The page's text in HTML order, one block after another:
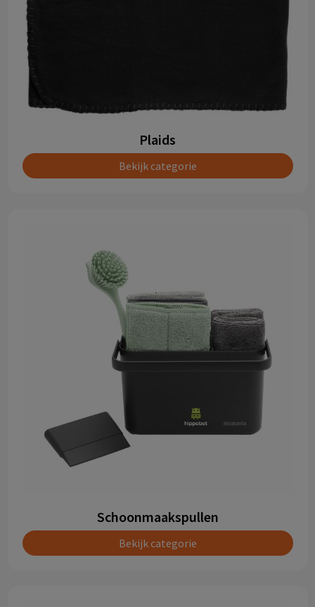
Plaids
Bekijk categorie
Schoonmaakspullen
Bekijk categorie